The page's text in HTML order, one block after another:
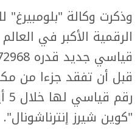
وذكرت وكالة "بلومبيرغ"
الرقمية الأكبر في
قبل أن تفقد جزءا من
"كوين شيرز إنترناشونال".